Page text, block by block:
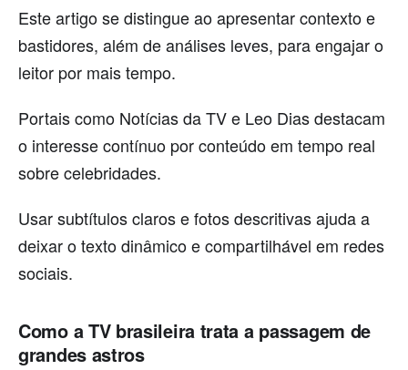
Este artigo se distingue ao apresentar contexto e
bastidores, além de análises leves, para engajar o
leitor por mais tempo.
Portais como Notícias da TV e Leo Dias destacam
o interesse contínuo por conteúdo em tempo real
sobre celebridades.
Usar subtítulos claros e fotos descritivas ajuda a
deixar o texto dinâmico e compartilhável em redes
sociais.
Como a TV brasileira trata a passagem de
grandes astros